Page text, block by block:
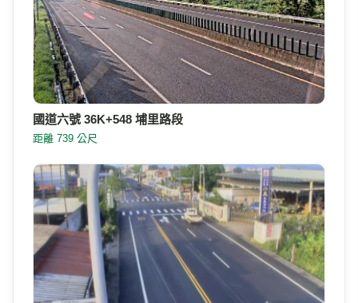
國道六號 36K+548 埔里路段
距離 739 公尺